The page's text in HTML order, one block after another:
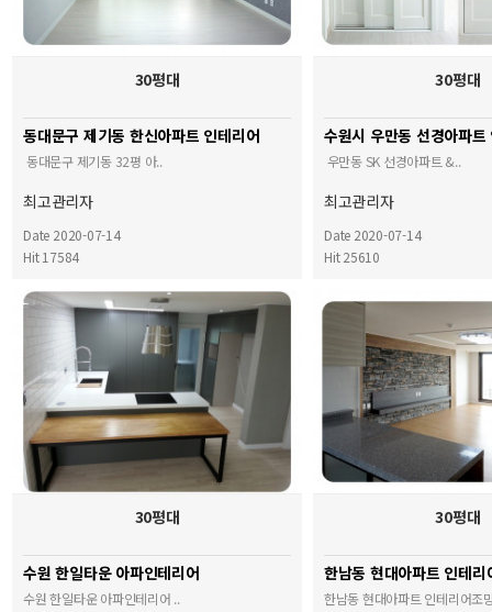
30평대
동대문구 제기동 한신아파트 인테리어
동대문구 제기동 32평 아..
최고관리자
Date 2020-07-14
Hit 17584
30평대
수원시 우만동 선경아파트
우만동 SK 선경아파트 &..
최고관리자
Date 2020-07-14
Hit 25610
30평대
수원 한일타운 아파인테리어
수원 한일타운 아파인테리어 ..
30평대
한남동 현대아파트 인테리
한남동 현대아파트 인테리어조